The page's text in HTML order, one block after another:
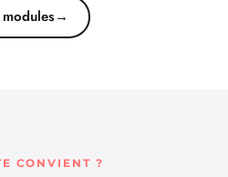
→
CONVIENT ?